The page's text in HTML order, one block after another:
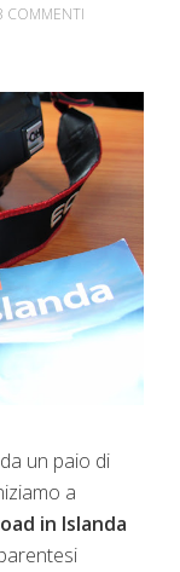
COMMENTI
un paio di
a
in Islanda